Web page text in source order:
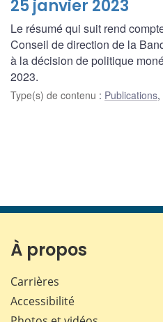
25 janvier 2023
Le résumé qui suit rend
Conseil de direction de la
à la décision de politique
2023.
Type(s) de contenu : Publications,
À propos
Carrières
Accessibilité